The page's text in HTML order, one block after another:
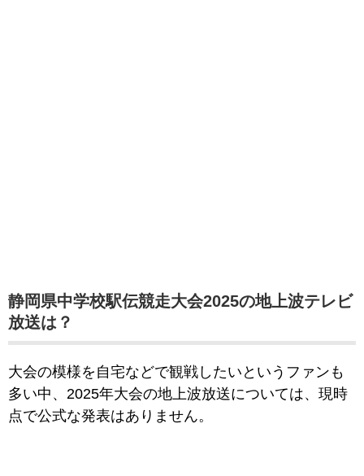
静岡県中学校駅伝競走大会2025の地上波テレビ
放送は？
大会の模様を自宅などで観戦したいというファンも
多い中、2025年大会の地上波放送については、現時
点で公式な発表はありません。